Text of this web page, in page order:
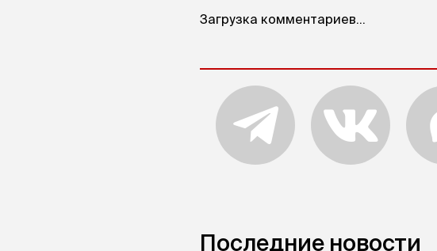
Загрузка комментариев...
Последние новости